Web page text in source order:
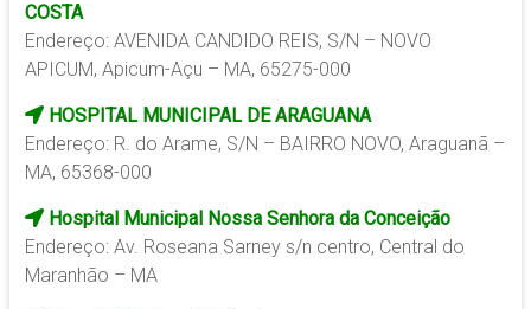
COSTA
Endereço: AVENIDA CANDIDO REIS, S/N – NOVO
APICUM, Apicum-Açu – MA, 65275-000
HOSPITAL MUNICIPAL DE ARAGUANA
Endereço: R. do Arame, S/N – BAIRRO NOVO, Araguanã –
MA, 65368-000
Hospital Municipal Nossa Senhora da Conceição
Endereço: Av. Roseana Sarney s/n centro, Central do
Maranhão – MA